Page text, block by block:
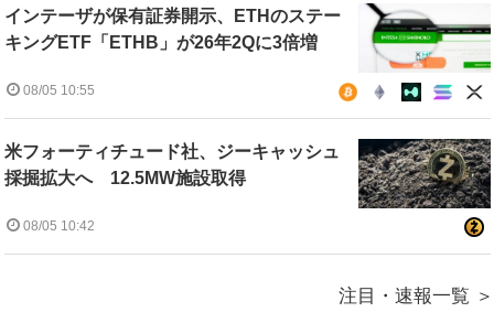
インテーザが保有証券開示、ETHのステー
キングETF「ETHB」が26年2Qに3倍増
08/05 10:55
米フォーティチュード社、ジーキャッシュ
採掘拡大へ 12.5MW施設取得
08/05 10:42
注目・速報一覧